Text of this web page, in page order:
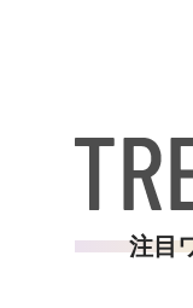
注目